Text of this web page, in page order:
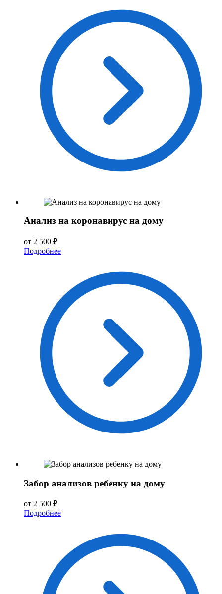
Анализ на коронавирус на дому
от 2 500 ₽
Подробнее
Забор анализов ребенку на дому
от 2 500 ₽
Подробнее